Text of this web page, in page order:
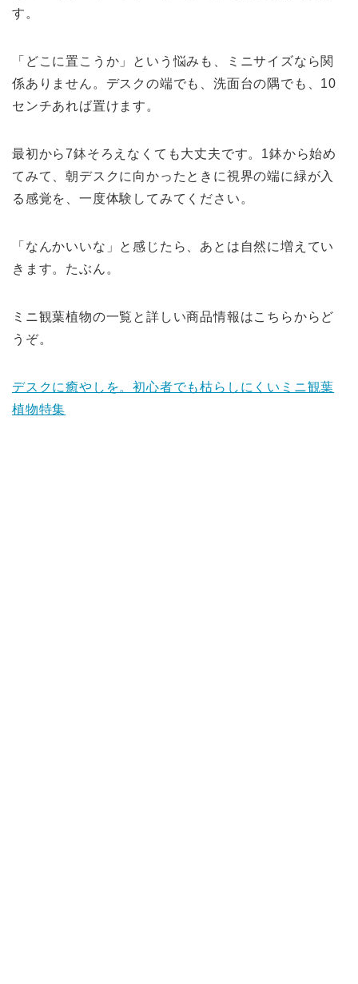
す。
「どこに置こうか」という悩みも、ミニサイズなら関
係ありません。デスクの端でも、洗面台の隅でも、10
センチあれば置けます。
最初から7鉢そろえなくても大丈夫です。1鉢から始め
てみて、朝デスクに向かったときに視界の端に緑が入
る感覚を、一度体験してみてください。
「なんかいいな」と感じたら、あとは自然に増えてい
きます。たぶん。
ミニ観葉植物の一覧と詳しい商品情報はこちらからど
うぞ。
デスクに癒やしを。初心者でも枯らしにくいミニ観葉
植物特集